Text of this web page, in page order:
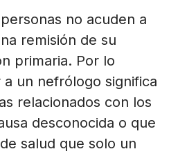
no acuden a
remisión de su
primaria. Por lo
un nefrólogo significa
relacionados con los
desconocida o que
salud que solo un